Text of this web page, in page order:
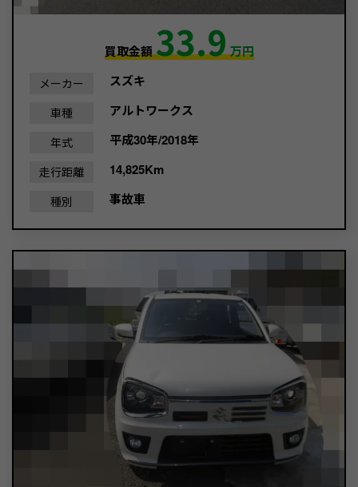
買取金額33.9万円
メーカー スズキ
車種 アルトワークス
年式 平成30年/2018年
走行距離 14,825Km
種別 事故車